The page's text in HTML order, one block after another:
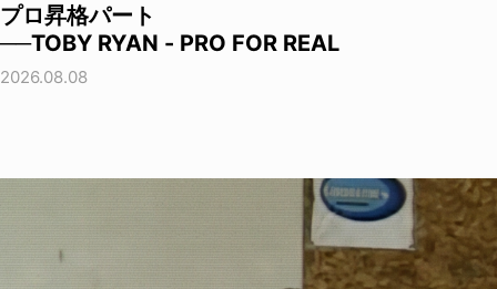
プロ昇格パート
──TOBY RYAN - PRO FOR REAL
2026.08.08